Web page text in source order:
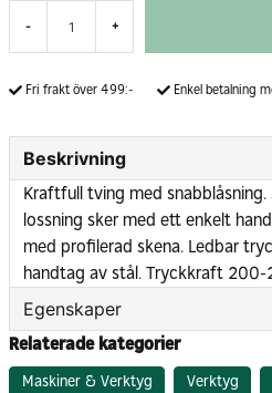
- +
Fri frakt över 499:- Enkel betalning
Beskrivning
Kraftfull tving med
lossning sker med ett enkelt
med profilerad skena. Ledbar
handtag av stål. Tryckkraft 200-
Egenskaper
Fastspänningsområde
Längd utsprång
Relaterade kategorier
Maskiner & Verktyg Verktyg